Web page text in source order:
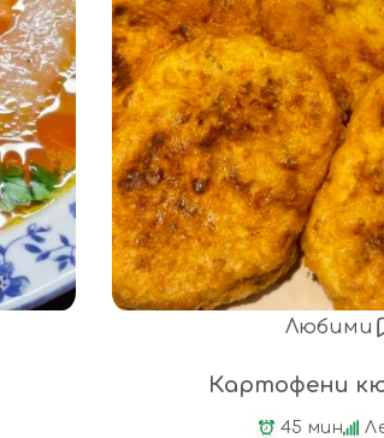
Любими
Картофени
45 мин